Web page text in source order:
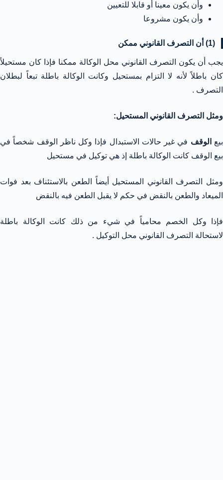
وأن يكون معينا أو قابلا للتعيين
وأن يكون مشروعا
(1) أن التصرف القانوني ممكن
يجب أن يكون التصرف القانوني محل الوكالة ممكنا فإذا كان مستحيلاً
كان باطلاً لأنه لا التزام بمستحيل وكانت الوكالة باطلة تبعاً لبطلان
التصرف .
ومثل التصرف القانوني المستحيل:
بيع الوقف في غير حالات الاستبدال فإذا وكل ناظر الوقف شخصاً في
بيع الوقف كانت الوكالة باطلة إذ هي توكيل في مستحيل
ومثل التصرف القانوني المستحيل أيضاً الطعن بالاستئناف بعد فوات
الميعاد والطعن بالنقض في حكم لا يقبل الطعن فيه بالنقض
فإذا وكل الخصم محامياً في شيء من ذلك كانت الوكالة باطلة
لاستحالة التصرف القانوني محل التوكيل .